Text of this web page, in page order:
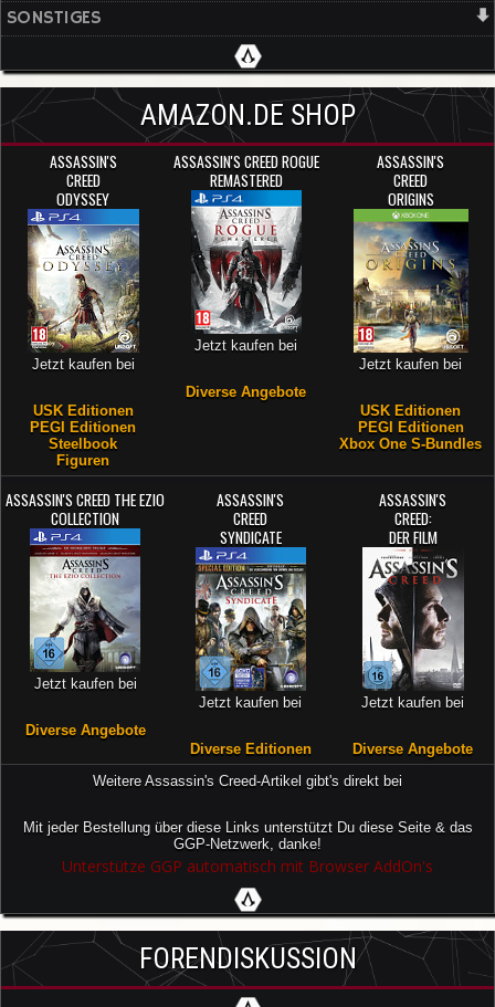
SONSTIGES
AMAZON.DE SHOP
ASSASSIN'S
CREED
ODYSSEY
Jetzt kaufen bei
USK Editionen
PEGI Editionen
Steelbook
Figuren
ASSASSIN'S CREED ROGUE
REMASTERED
Jetzt kaufen bei
Diverse Angebote
ASSASSIN'S
CREED
ORIGINS
Jetzt kaufen bei
USK Editionen
PEGI Editionen
Xbox One S-Bundles
ASSASSIN'S CREED THE EZIO
COLLECTION
Jetzt kaufen bei
Diverse Angebote
ASSASSIN'S
CREED
SYNDICATE
Jetzt kaufen bei
Diverse Editionen
ASSASSIN'S
CREED:
DER FILM
Jetzt kaufen bei
Diverse Angebote
Weitere Assassin's Creed-Artikel gibt's direkt bei
Mit jeder Bestellung über diese Links unterstützt Du diese Seite & das
GGP-Netzwerk, danke!
Unterstütze GGP automatisch mit Browser AddOn's
FORENDISKUSSION